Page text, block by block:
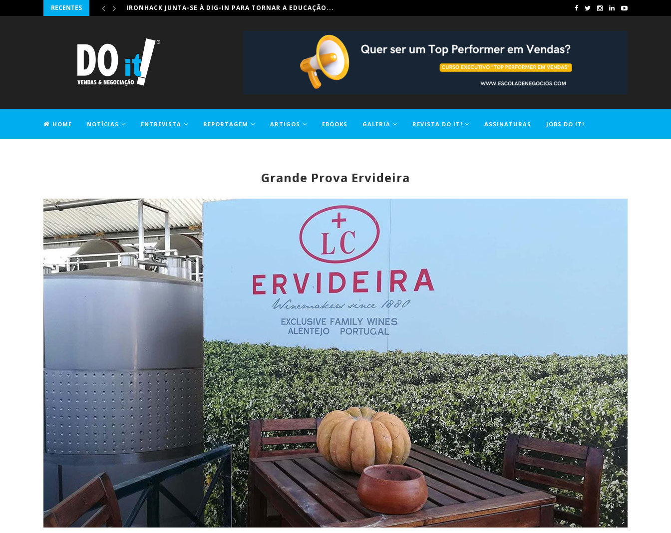
RECENTES IRONHACK JUNTA-SE À DIG-IN PARA TORNAR A EDUCAÇÃO...
HOME NOTÍCIAS ENTREVISTA REPORTAGEM ARTIGOS EBOOKS GALERIA REVISTA DO IT! ASSINATURAS JOBS DO IT!
Grande Prova Ervideira